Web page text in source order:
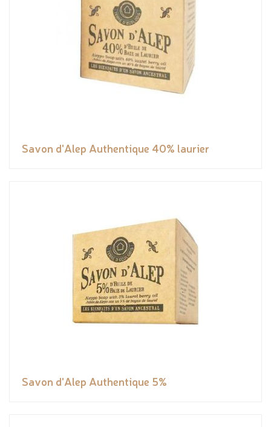
Savon d'Alep Authentique 40% laurier
Savon d'Alep Authentique 5%